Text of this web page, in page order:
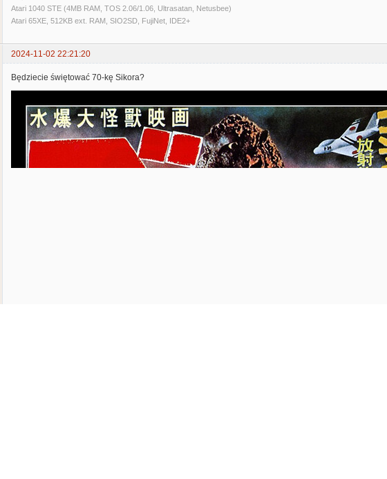
Atari 1040 STE (4MB RAM, TOS 2.06/1.06, Ultrasatan, Netusbee)
Atari 65XE, 512KB ext. RAM, SIO2SD, FujiNet, IDE2+
2024-11-02 22:21:20
Będziecie świętować 70-kę Sikora?